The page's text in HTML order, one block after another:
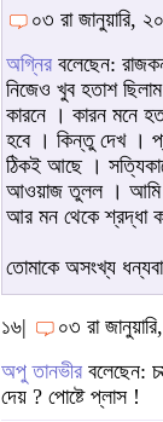
০৩ রা জানুয়ারি,
অগ্নির বলেছেন:
নিজেও খুব হতাশ
কারনে । কারন মনে
হবে । কিন্তু দেখ ।
ঠিকই আছে ।
আওয়াজ তুলল । আমি
আর মন থেকে শ্রদ্ধা
তোমাকে অসংখ্য
১৬|
০৩ রা
অপু তানভীর বলেছেন:
দেয় ? পোষ্টে প্লাস !